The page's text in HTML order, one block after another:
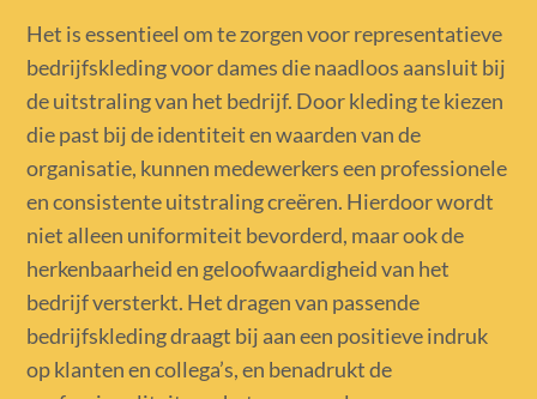
Het is essentieel om te zorgen voor representatieve
bedrijfskleding voor dames die naadloos aansluit bij
de uitstraling van het bedrijf. Door kleding te kiezen
die past bij de identiteit en waarden van de
organisatie, kunnen medewerkers een professionele
en consistente uitstraling creëren. Hierdoor wordt
niet alleen uniformiteit bevorderd, maar ook de
herkenbaarheid en geloofwaardigheid van het
bedrijf versterkt. Het dragen van passende
bedrijfskleding draagt bij aan een positieve indruk
op klanten en collega’s, en benadrukt de